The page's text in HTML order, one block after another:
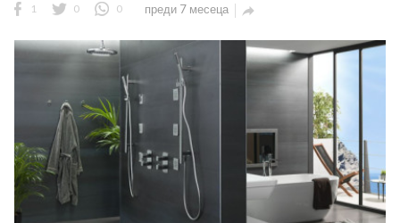
1 0 0 преди 7 месеца 